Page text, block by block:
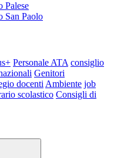
Palese
San Paolo
Personale ATA consiglio
Genitori
docenti Ambiente job
scolastico Consigli di